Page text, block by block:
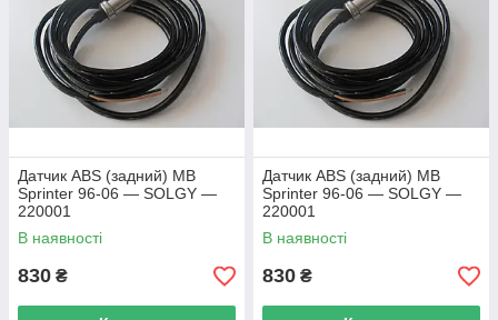
Датчик ABS (задний) MB
Sprinter 96-06 — SOLGY —
220001
В наявності
830 ₴
Датчик ABS (задний) MB
Sprinter 96-06 — SOLGY —
220001
В наявності
830 ₴